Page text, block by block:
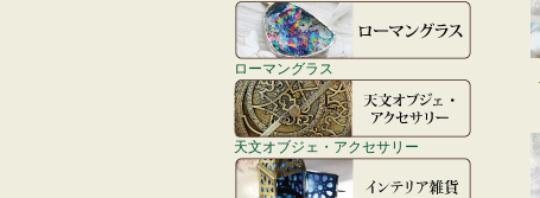
ローマングラス
天文オブジェ・アクセサリー